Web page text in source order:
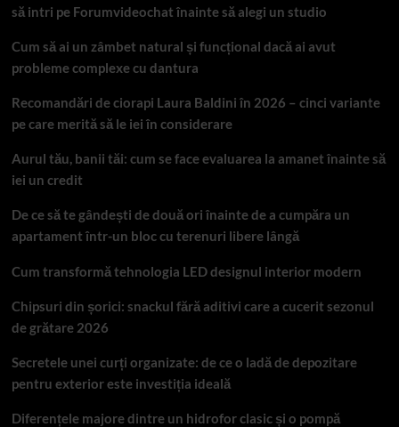
să intri pe Forumvideochat înainte să alegi un studio
Cum să ai un zâmbet natural și funcțional dacă ai avut
probleme complexe cu dantura
Recomandări de ciorapi Laura Baldini în 2026 – cinci variante
pe care merită să le iei în considerare
Aurul tău, banii tăi: cum se face evaluarea la amanet înainte să
iei un credit
De ce să te gândești de două ori înainte de a cumpăra un
apartament într-un bloc cu terenuri libere lângă
Cum transformă tehnologia LED designul interior modern
Chipsuri din șorici: snackul fără aditivi care a cucerit sezonul
de grătare 2026
Secretele unei curți organizate: de ce o ladă de depozitare
pentru exterior este investiția ideală
Diferențele majore dintre un hidrofor clasic și o pompă